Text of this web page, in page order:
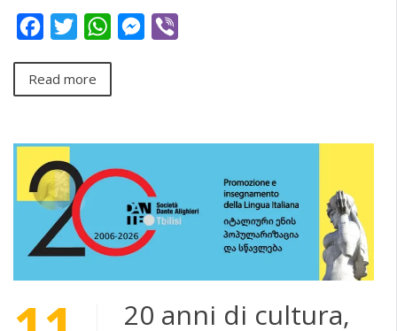
FacebookTwitterWhatsAppMessenger
Read more
20 anni di cultura,